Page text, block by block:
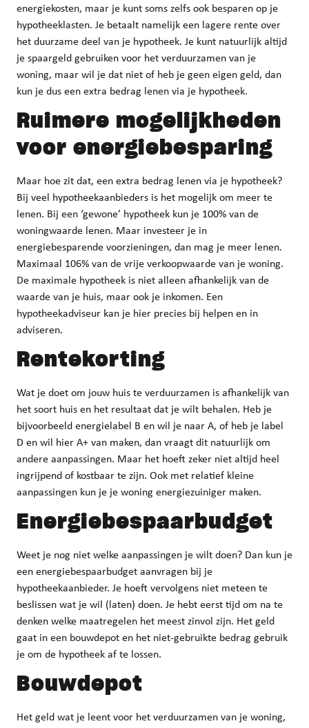
energiekosten, maar je kunt soms zelfs ook besparen op je
hypotheeklasten. Je betaalt namelijk een lagere rente over
het duurzame deel van je hypotheek. Je kunt natuurlijk altijd
je spaargeld gebruiken voor het verduurzamen van je
woning, maar wil je dat niet of heb je geen eigen geld, dan
kun je dus een extra bedrag lenen via je hypotheek.
Ruimere mogelijkheden
voor energiebesparing
Maar hoe zit dat, een extra bedrag lenen via je hypotheek?
Bij veel hypotheekaanbieders is het mogelijk om meer te
lenen. Bij een ‘gewone’ hypotheek kun je 100% van de
woningwaarde lenen. Maar investeer je in
energiebesparende voorzieningen, dan mag je meer lenen.
Maximaal 106% van de vrije verkoopwaarde van je woning.
De maximale hypotheek is niet alleen afhankelijk van de
waarde van je huis, maar ook je inkomen. Een
hypotheekadviseur kan je hier precies bij helpen en in
adviseren.
Rentekorting
Wat je doet om jouw huis te verduurzamen is afhankelijk van
het soort huis en het resultaat dat je wilt behalen. Heb je
bijvoorbeeld energielabel B en wil je naar A, of heb je label
D en wil hier A+ van maken, dan vraagt dit natuurlijk om
andere aanpassingen. Maar het hoeft zeker niet altijd heel
ingrijpend of kostbaar te zijn. Ook met relatief kleine
aanpassingen kun je je woning energiezuiniger maken.
Energiebespaarbudget
Weet je nog niet welke aanpassingen je wilt doen? Dan kun je
een energiebespaarbudget aanvragen bij je
hypotheekaanbieder. Je hoeft vervolgens niet meteen te
beslissen wat je wil (laten) doen. Je hebt eerst tijd om na te
denken welke maatregelen het meest zinvol zijn. Het geld
gaat in een bouwdepot en het niet-gebruikte bedrag gebruik
je om de hypotheek af te lossen.
Bouwdepot
Het geld wat je leent voor het verduurzamen van je woning,